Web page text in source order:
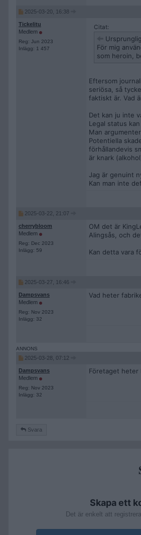
2025-03-20, 16:38
Tickelitu
Medlem
Reg: Jun 2023
Inlägg: 1 457
Citat:
För mig
som heroin,
Eftersom
seriösa, så
faktiskt är. Vad
Det kan ju inte
Legal status
Man
Potentiella
förhållandevis
är knark
Jag är genuint
Kan man inte
2025-03-22, 21:07
cherrybloom
Medlem
Reg: Dec 2023
Inlägg: 59
OM det är
Alingsås, och
Kan detta vara
2025-03-27, 16:46
Dampsvans
Medlem
Reg: Nov 2023
Inlägg: 32
Vad heter
2025-03-28, 07:12
Dampsvans
Medlem
Reg: Nov 2023
Inlägg: 32
Företaget heter
Svara
Skapa ett
Det är enkelt att